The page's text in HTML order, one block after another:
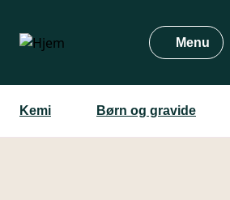
hovedindhold
Menu
Kemi Børn og gravide